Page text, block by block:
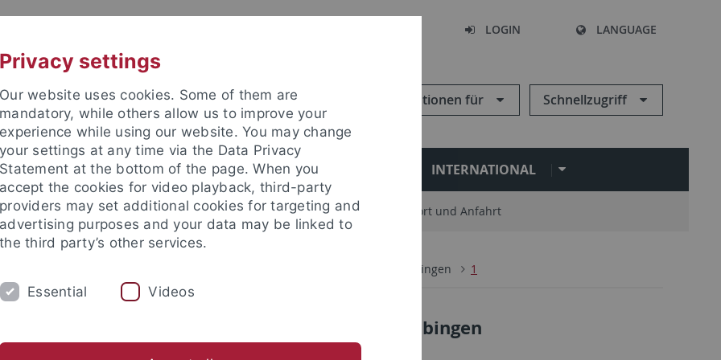
LOGIN LANGUAGE
Informationen für Schnellzugriff
STUDIUM FORSCHUNG EINRICHTUNGEN INTERNATIONAL
und Publikationen Campusleben Im Dialog Karriere Standort und Anfahrt
Alumni Tübingen 1
Uni Tübingen aktuell Nr. 2/2026: Alumni Tübingen
Privacy settings
Our website uses cookies. Some of them are
mandatory, while others allow us to improve your
experience while using our website. You may change
your settings at any time via the Data Privacy
Statement at the bottom of the page. When you
accept the cookies for video playback, third-party
providers may set additional cookies for targeting and
advertising purposes and your data may be linked to
the third party’s other services.
Essential Videos